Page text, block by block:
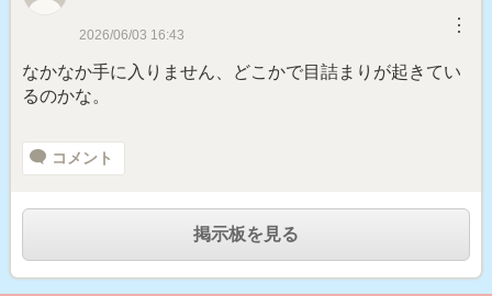
2026/06/03 16:43 ︙
なかなか手に入りません、どこかで目詰まりが起きてい
るのかな。
コメント
掲示板を見る